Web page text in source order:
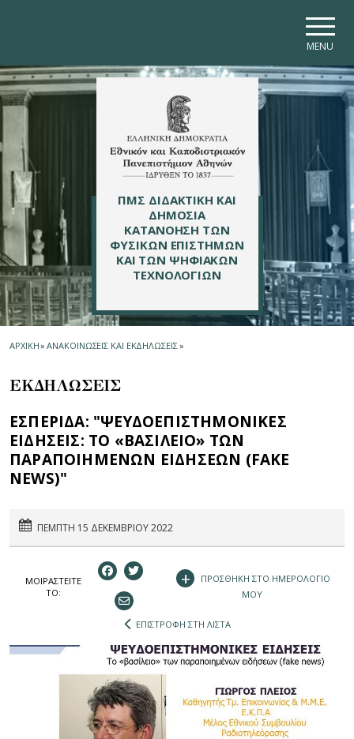
MENU
ΠΜΣ ΔΙΔΑΚΤΙΚΗ ΚΑΙ
ΔΗΜΟΣΙΑ
ΚΑΤΑΝΟΗΣΗ ΤΩΝ
ΦΥΣΙΚΩΝ ΕΠΙΣΤΗΜΩΝ
ΚΑΙ ΤΩΝ ΨΗΦΙΑΚΩΝ
ΤΕΧΝΟΛΟΓΙΩΝ
ΑΡΧΙΚΗ» ΑΝΑΚΟΙΝΩΣΕΙΣ ΚΑΙ ΕΚΔΗΛΩΣΕΙΣ»
ΕΚΔΗΛΩΣΕΙΣ
ΕΣΠΕΡΙΔΑ: "ΨΕΥΔΟΕΠΙΣΤΗΜΟΝΙΚΕΣ
ΕΙΔΗΣΕΙΣ: ΤΟ «ΒΑΣΙΛΕΙΟ» ΤΩΝ
ΠΑΡΑΠΟΙΗΜΕΝΩΝ ΕΙΔΗΣΕΩΝ (FAKE
NEWS)"
ΠΕΜΠΤΗ 15 ΔΕΚΕΜΒΡΙΟΥ 2022
ΜΟΙΡΑΣΤEIΤΕ
ΤΟ:
+
ΠΡΟΣΘΗΚΗ ΣΤΟ ΗΜΕΡΟΛΟΓΙΟ
ΜΟΥ
ΕΠΙΣΤΡΟΦΗ ΣΤΗ ΛΙΣΤΑ